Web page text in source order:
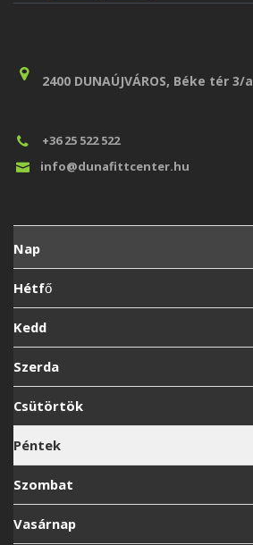
2400 DUNAÚJVÁROS, Béke tér 3/a
+36 25 522 522
info@dunafittcenter.hu
Nap
Hétfő
Kedd
Szerda
Csütörtök
Péntek
Szombat
Vasárnap